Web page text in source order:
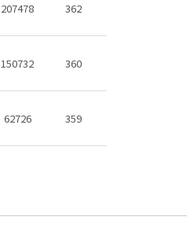
207478 362
150732 360
62726 359